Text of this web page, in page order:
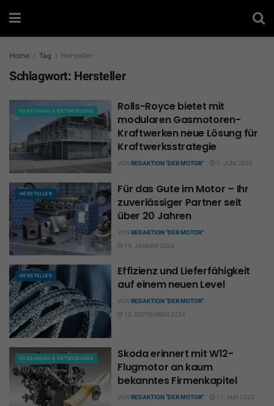
Home Tag Hersteller
Schlagwort: Hersteller
FORSCHUNG & ENTWICKLUNG
Rolls-Royce bietet mit
modularen Gasmotoren-
Kraftwerken neue Lösung für
Kraftwerksstrategie
VON REDAKTION "DER MOTOR" 1. JUNI 2026
HERSTELLER
Für das Gute im Motor – Ihr
zuverlässiger Partner seit
über 20 Jahren
VON REDAKTION "DER MOTOR"
19. JANUAR 2026
HERSTELLER
Effizienz und Lieferfähigkeit
auf einem neuen Level
VON REDAKTION "DER MOTOR"
12. SEPTEMBER 2024
FORSCHUNG & ENTWICKLUNG
Skoda erinnert mit W12-
Flugmotor an kaum
bekanntes Firmenkapitel
VON REDAKTION "DER MOTOR" 17. MAI 2023